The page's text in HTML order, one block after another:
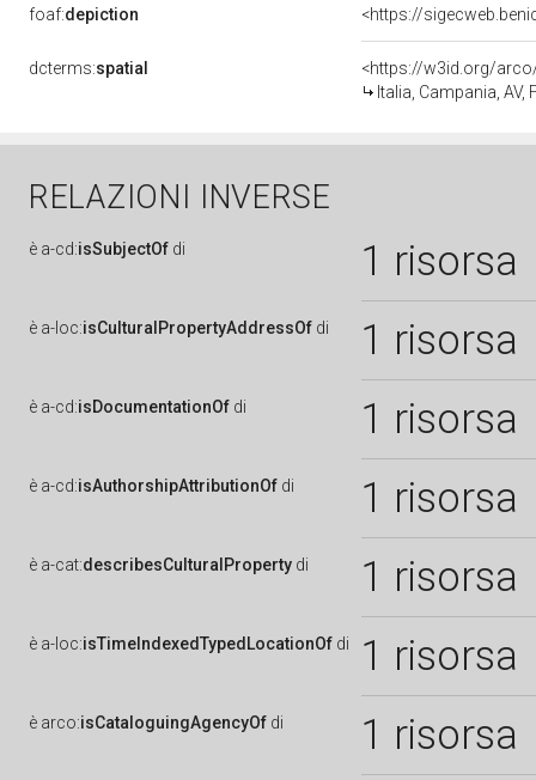
foaf:depiction <https://
dcterms:spatial
<https://w3id.org/
Italia, Campania, AV,
RELAZIONI INVERSE
è a-cd:isSubjectOf di 1 risorsa
è a-loc:isCulturalPropertyAddressOf di 1 risorsa
è a-cd:isDocumentationOf di 1 risorsa
è a-cd:isAuthorshipAttributionOf di 1 risorsa
è a-cat:describesCulturalProperty di 1 risorsa
è a-loc:isTimeIndexedTypedLocationOf di 1 risorsa
è arco:isCataloguingAgencyOf di 1 risorsa